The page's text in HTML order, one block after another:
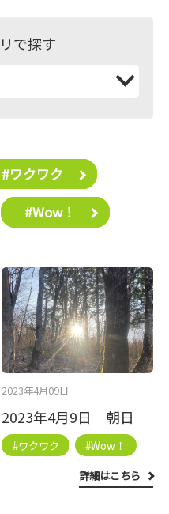
で探す
#ワクワク
#Wow！
2023年4月09日
2023年4月9日 朝日
#ワクワク
#Wow！
詳細はこちら